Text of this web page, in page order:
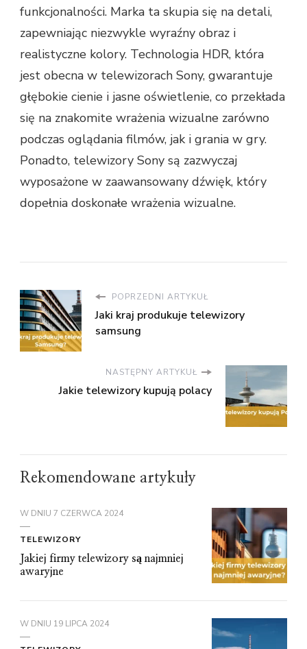
funkcjonalności. Marka ta skupia się na detali,
zapewniając niezwykle wyraźny obraz i
realistyczne kolory. Technologia HDR, która
jest obecna w telewizorach Sony, gwarantuje
głębokie cienie i jasne oświetlenie, co przekłada
się na znakomite wrażenia wizualne zarówno
podczas oglądania filmów, jak i grania w gry.
Ponadto, telewizory Sony są zazwyczaj
wyposażone w zaawansowany dźwięk, który
dopełnia doskonałe wrażenia wizualne.
POPRZEDNI ARTYKUŁ
Jaki kraj produkuje telewizory
samsung
NASTĘPNY ARTYKUŁ
Jakie telewizory kupują polacy
Rekomendowane artykuły
W DNIU 7 CZERWCA 2024
TELEWIZORY
Jakiej firmy telewizory są najmniej
awaryjne
W DNIU 19 LIPCA 2024